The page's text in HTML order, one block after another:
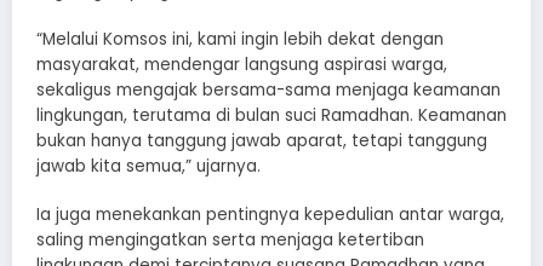
“Melalui Komsos ini, kami ingin lebih dekat dengan
masyarakat, mendengar langsung aspirasi warga,
sekaligus mengajak bersama-sama menjaga keamanan
lingkungan, terutama di bulan suci Ramadhan. Keamanan
bukan hanya tanggung jawab aparat, tetapi tanggung
jawab kita semua,” ujarnya.
Ia juga menekankan pentingnya kepedulian antar warga,
saling mengingatkan serta menjaga ketertiban